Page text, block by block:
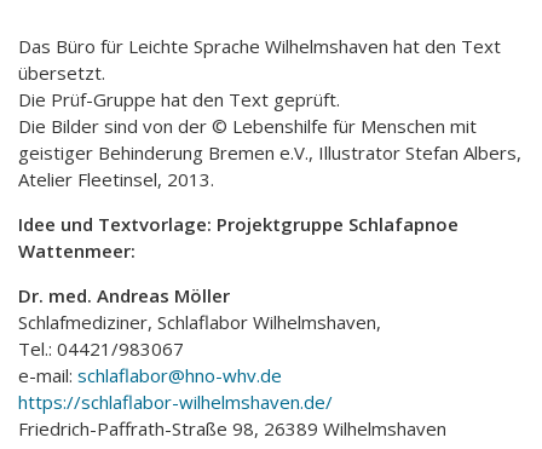
Das Büro für Leichte Sprache Wilhelmshaven hat den Text
übersetzt.
Die Prüf-Gruppe hat den Text geprüft.
Die Bilder sind von der © Lebenshilfe für Menschen mit
geistiger Behinderung Bremen e.V., Illustrator Stefan Albers,
Atelier Fleetinsel, 2013.
Idee und Textvorlage: Projektgruppe Schlafapnoe
Wattenmeer:
Dr. med. Andreas Möller
Schlafmediziner, Schlaflabor Wilhelmshaven,
Tel.: 04421/983067
e-mail: schlaflabor@hno-whv.de
https://schlaflabor-wilhelmshaven.de/
Friedrich-Paffrath-Straße 98, 26389 Wilhelmshaven